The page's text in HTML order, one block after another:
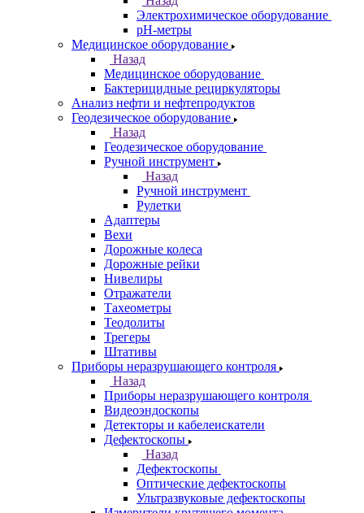
Электрохимическое оборудование
pH-метры
Медицинское оборудование
Назад
Медицинское оборудование
Бактерицидные рециркуляторы
Анализ нефти и нефтепродуктов
Геодезическое оборудование
Назад
Геодезическое оборудование
Ручной инструмент
Назад
Ручной инструмент
Рулетки
Адаптеры
Вехи
Дорожные колеса
Дорожные рейки
Нивелиры
Отражатели
Тахеометры
Теодолиты
Трегеры
Штативы
Приборы неразрушающего контроля
Назад
Приборы неразрушающего контроля
Видеоэндоскопы
Детекторы и кабелеискатели
Дефектоскопы
Назад
Дефектоскопы
Оптические дефектоскопы
Ультразвуковые дефектоскопы